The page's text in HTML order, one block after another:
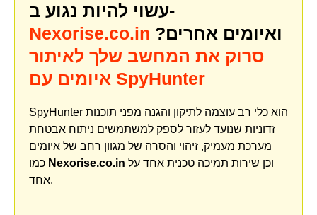
עשוי להיות נגוע ב-
Nexorise.co.in ואיומים אחרים?
סרוק את המחשב שלך לאיתור
איומים עם SpyHunter
SpyHunter הוא כלי רב עוצמה לתיקון והגנה מפני תוכנות
זדוניות שנועד לעזור לספק למשתמשים ניתוח אבטחת
מערכת מעמיק, זיהוי והסרה של מגוון רחב של איומים
Nexorise.co.in
אחד.